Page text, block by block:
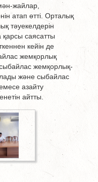
жайлар,
атап өтті. Орталық
тәуекелдерін
саясатты
кейін де
жемқорлық
сыбайлас жемқорлық-
және сыбайлас
азайту
айтты.